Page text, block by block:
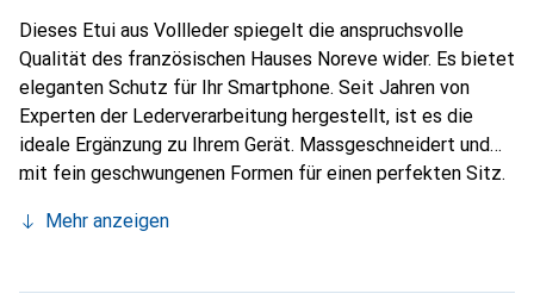
Dieses Etui aus Vollleder spiegelt die anspruchsvolle
Qualität des französischen Hauses Noreve wider. Es bietet
eleganten Schutz für Ihr Smartphone. Seit Jahren von
Experten der Lederverarbeitung hergestellt, ist es die
ideale Ergänzung zu Ihrem Gerät. Massgeschneidert und
mit fein geschwungenen Formen für einen perfekten Sitz.
Smartphone. Die Marke Noreve ist international für ihre
für den anspruchsvollen Kunden.
Mehr anzeigen